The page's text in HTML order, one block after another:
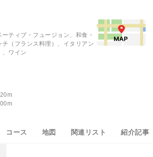
ティブ・フュージョン、和食・
チ（フランス料理）、イタリアン
、ワイン
コース 地図 関連リスト 紹介記事